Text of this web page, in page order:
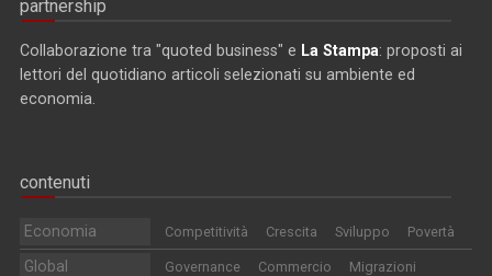
partnership
Collaborazione tra "quoted business" e La Stampa: proposti ai
lettori del quotidiano articoli selezionati su ambiente ed
economia.
contenuti
Economia Competitività Crescita Sviluppo Povertà
Global Governance Commercio Migrazioni